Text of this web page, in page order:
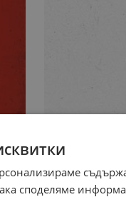
споделяме